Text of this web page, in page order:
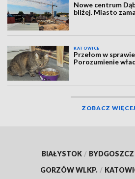
Nowe centrum
bliżej. Miasto
KATOWICE
Przełom w
Porozumienie
ZOBACZ WIĘCEJ
BIAŁYSTOK / BYDGOSZCZ
GORZÓW WLKP. /